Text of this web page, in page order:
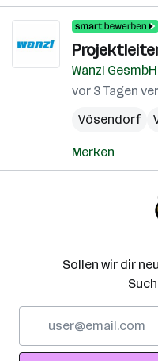
Wanzl GesmbH
vor 3 Tagen
Vösendorf
Merken
Sollen wir dir
Adresse